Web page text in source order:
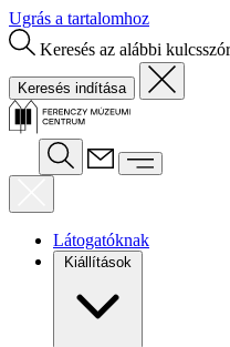
Ugrás a tartalomhoz
Keresés az alábbi
Látogatóknak
Kiállítások